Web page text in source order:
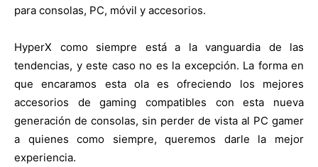
para consolas, PC, móvil y accesorios.
HyperX como siempre está a la vanguardia de las
tendencias, y este caso no es la excepción. La forma en
que encaramos esta ola es ofreciendo los mejores
accesorios de gaming compatibles con esta nueva
generación de consolas, sin perder de vista al PC gamer
a quienes como siempre, queremos darle la mejor
experiencia.